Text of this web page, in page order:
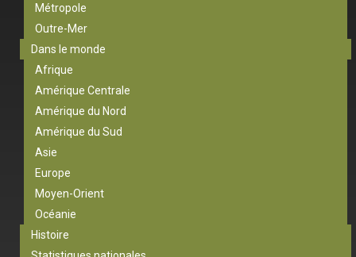
Métropole
Outre-Mer
Dans le monde
Afrique
Amérique Centrale
Amérique du Nord
Amérique du Sud
Asie
Europe
Moyen-Orient
Océanie
Histoire